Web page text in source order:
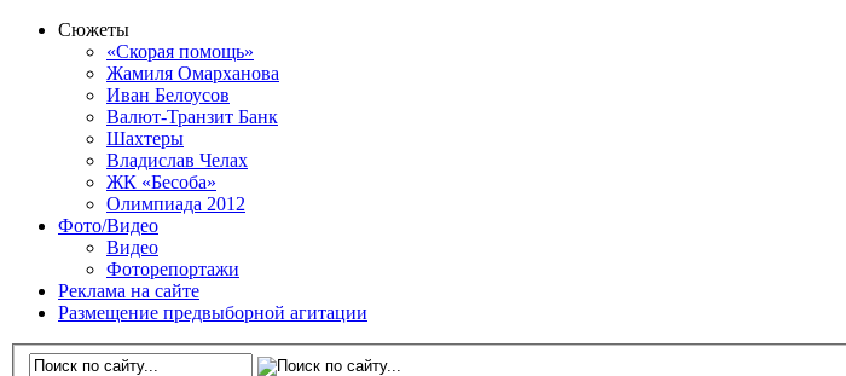
Сюжеты
«Скорая помощь»
Жамиля Омарханова
Иван Белоусов
Валют-Транзит Банк
Шахтеры
Владислав Челах
ЖК «Бесоба»
Олимпиада 2012
Фото/Видео
Видео
Фоторепортажи
Реклама на сайте
Размещение предвыборной агитации